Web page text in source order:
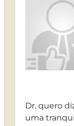
Dr. quero
uma